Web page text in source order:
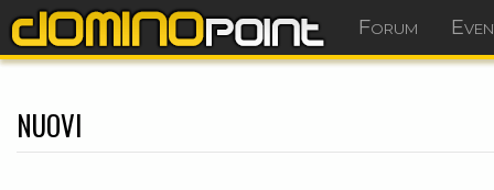
Forum
nuovi